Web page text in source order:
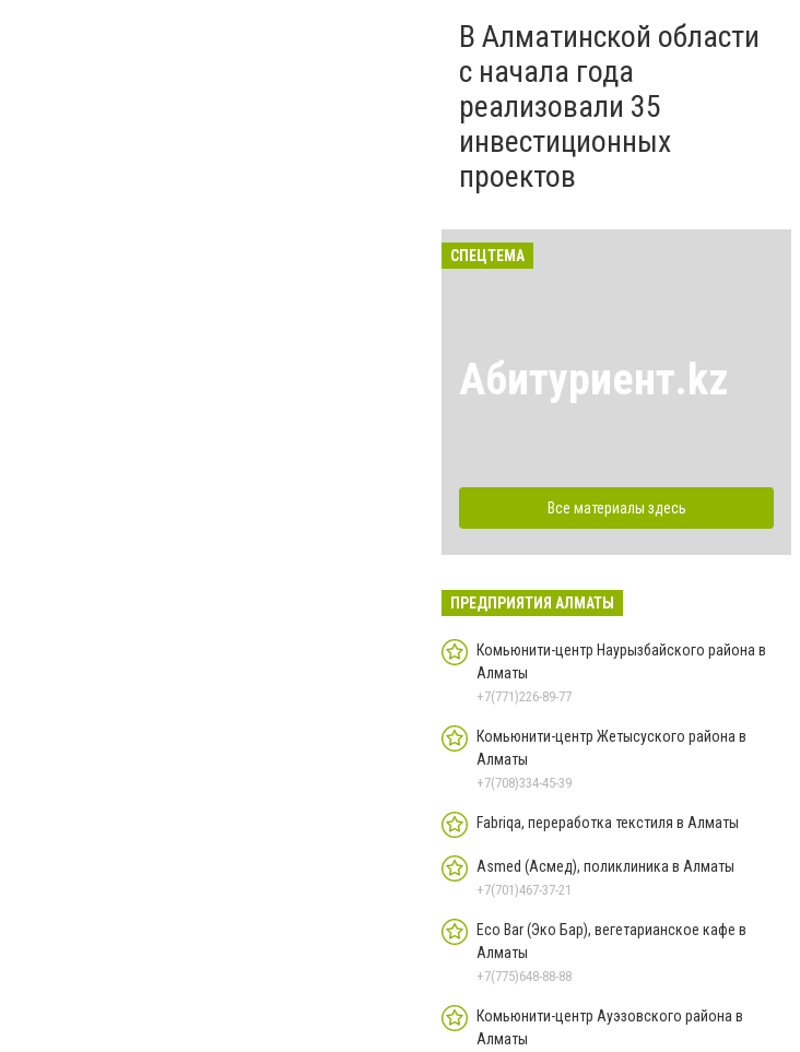
В Алматинской области
с начала года
реализовали 35
инвестиционных
проектов
СПЕЦТЕМА
Абитуриент.kz
Все материалы здесь
ПРЕДПРИЯТИЯ АЛМАТЫ
Комьюнити-центр Наурызбайского района в
Алматы
+7(771)226-89-77
Комьюнити-центр Жетысуского района в
Алматы
+7(708)334-45-39
Fabriqa, переработка текстиля в Алматы
Asmed (Асмед), поликлиника в Алматы
+7(701)467-37-21
Eco Bar (Эко Бар), вегетарианское кафе в
Алматы
+7(775)648-88-88
Комьюнити-центр Ауэзовского района в
Алматы